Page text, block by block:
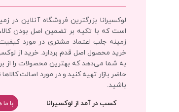
لوکسیرانا بزرگترین فروشگاه آنلاین در
است که با تکیه بر تضمین اصل بودن
زمینه جلب اعتماد مشتری در مورد
خرید محصول اصل قدم بردارد. خرید از
به شما می‌دهد که بهترین محصولات را از
حاضر بازار تهیه کنید و در مورد اصالت
باشید.
کسب در آمد از لوکسیرانا با‌‌